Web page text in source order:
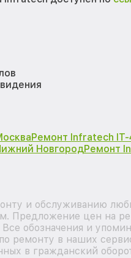
Ремонт Infratech
НовгородРемонт
и обслуживанию
Предложение цен на
обозначения и
ремонту в наших
в гражданский